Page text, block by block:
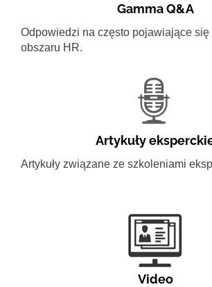
Gamma Q&A
Odpowiedzi na często pojawiające się
obszaru HR.
Artykuły
Artykuły związane ze szkoleniami
Video